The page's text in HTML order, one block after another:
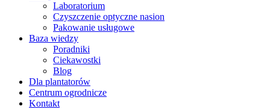
Laboratorium
Czyszczenie optyczne nasion
Pakowanie usługowe
Baza wiedzy
Poradniki
Ciekawostki
Blog
Dla plantatorów
Centrum ogrodnicze
Kontakt